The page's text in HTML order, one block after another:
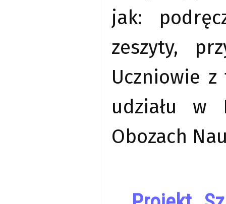
jak:
zeszyty,
Uczniowie
udziału w
Obozach